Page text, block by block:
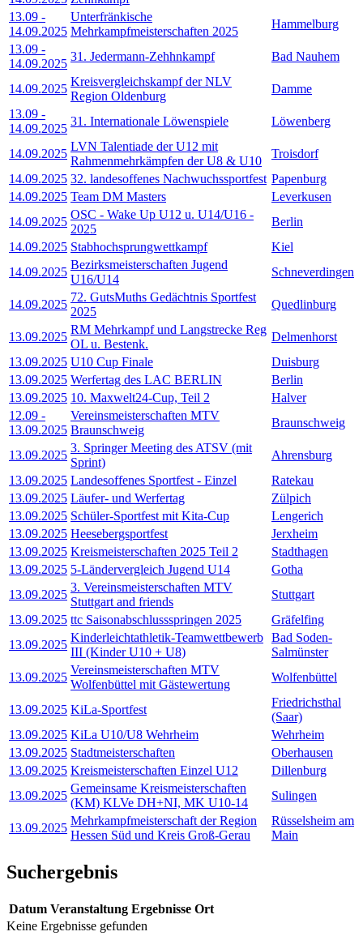
13.09 -
14.09.2025
Unterfränkische
Mehrkampfmeisterschaften 2025
Hammelburg
13.09 -
14.09.2025
31. Jedermann-Zehhnkampf Bad Nauhem
14.09.2025
Kreisvergleichskampf der NLV
Region Oldenburg
Damme
13.09 -
14.09.2025
31. Internationale Löwenspiele Löwenberg
14.09.2025
LVN Talentiade der U12 mit
Rahmenmehrkämpfen der U8 & U10
Troisdorf
14.09.2025 32. landesoffenes Nachwuchssportfest Papenburg
14.09.2025 Team DM Masters
Leverkusen
14.09.2025
OSC - Wake Up U12 u. U14/U16 -
2025
Berlin
14.09.2025 Stabhochsprungwettkampf
Kiel
14.09.2025
Bezirksmeisterschaften Jugend
U16/U14
Schneverdingen
14.09.2025
72. GutsMuths Gedächtnis Sportfest
2025
Quedlinburg
13.09.2025
RM Mehrkampf und Langstrecke Reg
OL u. Bestenk.
Delmenhorst
13.09.2025 U10 Cup Finale
Duisburg
13.09.2025 Werfertag des LAC BERLIN
Berlin
13.09.2025 10. Maxwelt24-Cup, Teil 2
Halver
12.09 -
13.09.2025
Vereinsmeisterschaften MTV
Braunschweig
Braunschweig
13.09.2025
3. Springer Meeting des ATSV (mit
Sprint)
Ahrensburg
13.09.2025 Landesoffenes Sportfest - Einzel
Ratekau
13.09.2025 Läufer- und Werfertag
Zülpich
13.09.2025 Schüler-Sportfest mit Kita-Cup
Lengerich
13.09.2025 Heesebergsportfest
Jerxheim
13.09.2025 Kreismeisterschaften 2025 Teil 2
Stadthagen
13.09.2025 5-Ländervergleich Jugend U14
Gotha
13.09.2025
3. Vereinsmeisterschaften MTV
Stuttgart and friends
Stuttgart
13.09.2025 ttc Saisonabschlussspringen 2025
Gräfelfing
13.09.2025
Kinderleichtathletik-Teamwettbewerb
III (Kinder U10 + U8)
Bad Soden-
Salmünster
13.09.2025
Vereinsmeisterschaften MTV
Wolfenbüttel mit Gästewertung
Wolfenbüttel
13.09.2025 KiLa-Sportfest
Friedrichsthal
(Saar)
13.09.2025 KiLa U10/U8 Wehrheim
Wehrheim
13.09.2025 Stadtmeisterschaften
Oberhausen
13.09.2025 Kreismeisterschaften Einzel U12
Dillenburg
13.09.2025
Gemeinsame Kreismeisterschaften
(KM) KLVe DH+NI, MK U10-14
Sulingen
13.09.2025
Mehrkampfmeisterschaft der Region
Hessen Süd und Kreis Groß-Gerau
Rüsselsheim am
Main
Suchergebnis
Datum Veranstaltung Ergebnisse Ort
Keine Ergebnisse gefunden